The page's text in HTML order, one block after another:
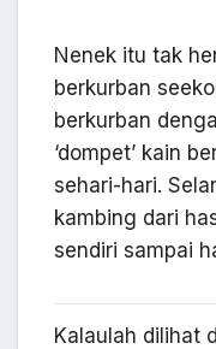
Nenek itu tak
berkurban
berkurban
‘dompet’ kain
sehari-hari.
kambing dari
sendiri sampai
Kalaulah dilihat